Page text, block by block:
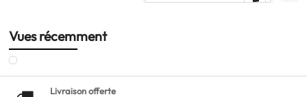
Vues récemment
Livraison offerte